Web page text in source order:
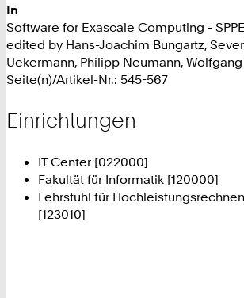
In
Software for Exascale Computing -
edited by Hans-Joachim Bungartz,
Uekermann, Philipp Neumann,
Seite(n)/Artikel-Nr.: 545-567
Einrichtungen
IT Center [022000]
Fakultät für Informatik [120000]
Lehrstuhl für
[123010]